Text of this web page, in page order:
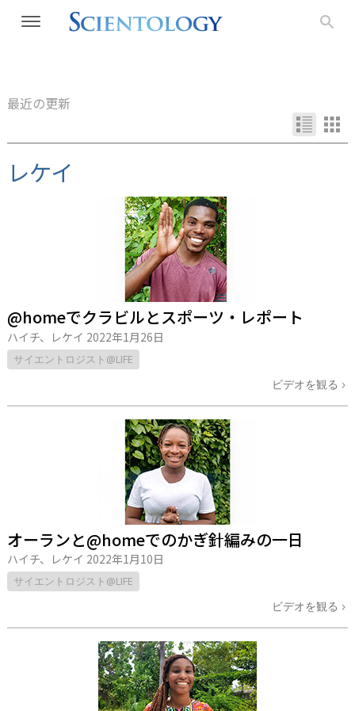
最近の更新
レケイ
@homeでクラビルとスポーツ・レポート
ハイチ、レケイ 2022年1月26日
サイエントロジスト@LIFE
ビデオを観る
オーランと@homeでのかぎ針編みの一日
ハイチ、レケイ 2022年1月10日
サイエントロジスト@LIFE
ビデオを観る